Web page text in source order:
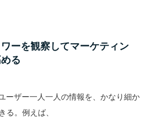
ーを観察してマーケティン
る
ーザー一人一人の情報を、かなり細か
る。例えば、